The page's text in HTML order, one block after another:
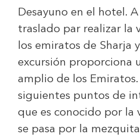
Desayuno en el hotel.
traslado par realizar la
los emiratos de Sharja
excursión proporciona
amplio de los Emiratos.
siguientes puntos de
que es conocido por la
se pasa por la